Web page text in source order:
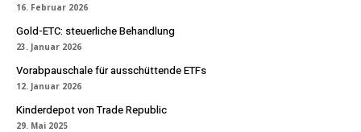
16. Februar 2026
Gold-ETC: steuerliche Behandlung
23. Januar 2026
Vorabpauschale für ausschüttende ETFs
12. Januar 2026
Kinderdepot von Trade Republic
29. Mai 2025